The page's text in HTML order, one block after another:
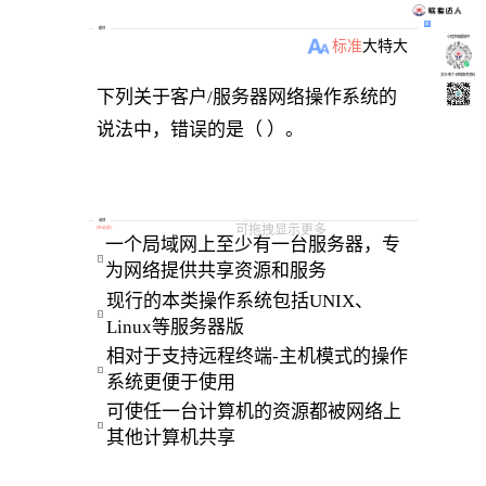
题目
标准大特大
下列关于客户/服务器网络操作系统的
说法中，错误的是（ ）。
可拖拽显示更多
选项
单选题
A
一个局域网上至少有一台服务器，专
为网络提供共享资源和服务
B
现行的本类操作系统包括UNIX、
Linux等服务器版
C
相对于支持远程终端-主机模式的操作
系统更便于使用
D
可使任一台计算机的资源都被网络上
其他计算机共享
小程序刷题软件
关注“柴丁”获取备考资料